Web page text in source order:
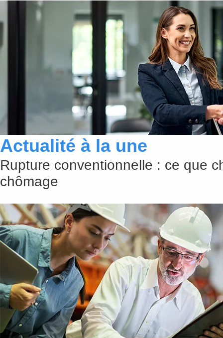
Actualité à la une
Rupture conventionnelle : ce que
chômage